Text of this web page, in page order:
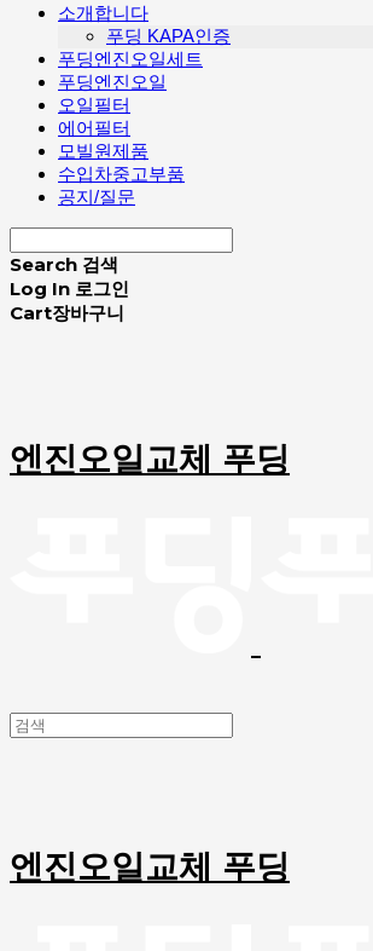
소개합니다
푸딩 KAPA인증
푸딩엔진오일세트
푸딩엔진오일
오일필터
에어필터
모빌원제품
수입차중고부품
공지/질문
Search 검색
Log In 로그인
Cart장바구니
엔진오일교체 푸딩
엔진오일교체 푸딩